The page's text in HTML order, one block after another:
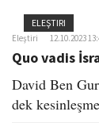
t
iELEŞTIRI
Eleştiri 12.10.2023
Quo vadis
David Ben
dek